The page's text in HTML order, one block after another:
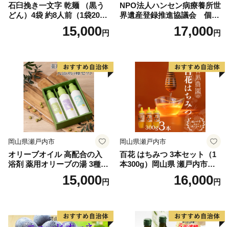
石臼挽き一文字 乾麺 （黒う
どん）4袋 約8人前（1袋200
g、約2人前） 備前福岡 一文
字うどん 麺類 小麦製品 ざる
元 小麦粉 風味
15,000円
NPO法人ハンセン病療養所世
界遺産登録推進協議会 個人
正会員 1年分 チケット
17,000円
岡山県瀬戸内市
オリーブオイル 高配合の入
浴剤 薬用オリーブの湯 3種
セット 1本 500ml オリーブ
オイル 油 オリーブ油 薬用 液
15,000円
岡山県瀬戸内市
百花 はちみつ 3本セット（1
本300g）岡山県 瀬戸内市産
石黒農園 ヨーグルト パン 砂
糖の代わり 香り高い いい香
16,000円